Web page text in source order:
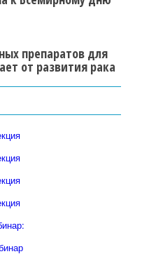
препаратов для
от развития рака